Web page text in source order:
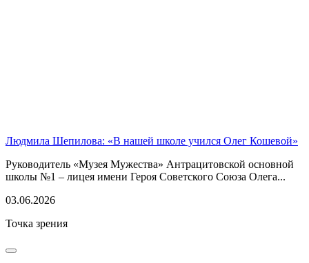
Людмила Шепилова: «В нашей школе учился Олег Кошевой»
Руководитель «Музея Мужества» Антрацитовской основной
школы №1 – лицея имени Героя Советского Союза Олега...
03.06.2026
Точка зрения